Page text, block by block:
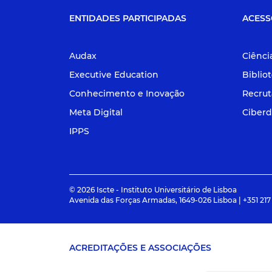
ENTIDADES PARTICIPADAS
Audax
Executive Education
Conhecimento e Inovação
Meta Digital
IPPS
© 2026 Iscte - Instituto Universitário de Lisboa
Avenida das Forças Armadas, 1649-026 Lisboa | +351
ACREDITAÇÕES E ASSOCIAÇÕES